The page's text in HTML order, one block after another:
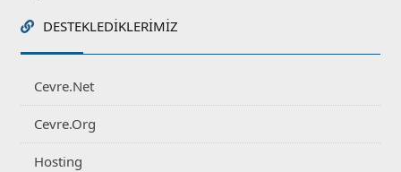
DESTEKLEDIKLERIMIZ
Cevre.Net
Cevre.Org
Hosting